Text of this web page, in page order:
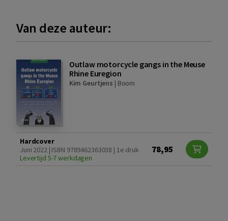
Van deze auteur:
Outlaw motorcycle gangs in the Meuse
Rhine Euregion
Kim Geurtjens | Boom
Hardcover
Juni 2022 | ISBN 9789462363038 | 1e druk
Levertijd 5-7 werkdagen
78,95